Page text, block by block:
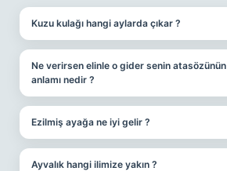
Kuzu kulağı hangi aylarda çıkar ?
Ne verirsen elinle o gider senin atasözünün
anlamı nedir ?
Ezilmiş ayağa ne iyi gelir ?
Ayvalık hangi ilimize yakın ?